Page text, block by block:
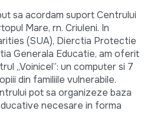
sa acordam suport Centrului
Mare, rn. Criuleni. In
(SUA), Dierctia Protectie
Generala Educatie, am oferit
„Voinicel”: un computer si 7
din familiile vulnerabile.
pot sa organizeze baza
necesare in forma